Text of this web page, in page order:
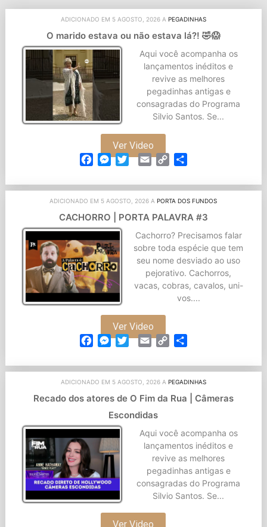
ADICIONADO EM 5 AGOSTO, 2026 A PEGADINHAS
O marido estava ou não estava lá?! 🤣😱
Aqui você acompanha os
lançamentos inéditos e
revive as melhores
pegadinhas antigas e
consagradas do Programa
Silvio Santos. Se...
Ver Video
Facebook
Messenger
TwitterEmail Copy
ADICIONADO EM 5 AGOSTO, 2026 APORTA DOS FUNDOS
CACHORRO | PORTA PALAVRA #3
Cachorro? Precisamos falar
sobre toda espécie que tem
seu nome desviado ao uso
pejorativo. Cachorros,
vacas, cobras, cavalos, uni-
vos....
Ver Video
Facebook
Messenger
TwitterEmail Copy
ADICIONADO EM 5 AGOSTO, 2026 A PEGADINHAS
Recado dos atores de O Fim da Rua | Câmeras
Escondidas
Aqui você acompanha os
lançamentos inéditos e
revive as melhores
pegadinhas antigas e
consagradas do Programa
Silvio Santos. Se...
Ver Video